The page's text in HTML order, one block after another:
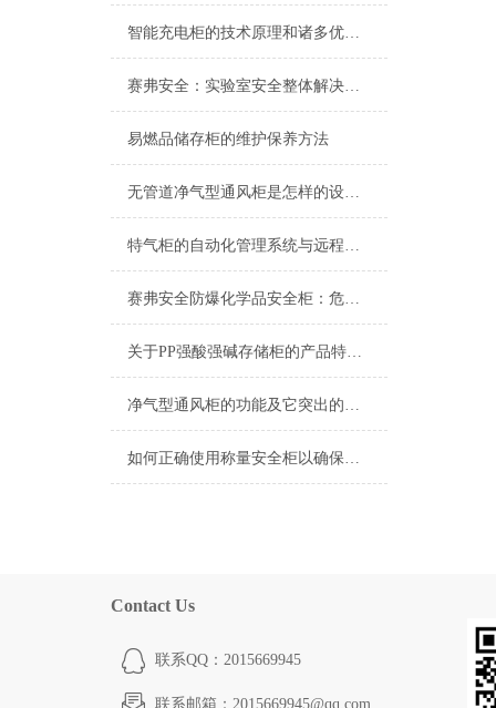
智能充电柜的技术原理和诸多优点介绍
赛弗安全：实验室安全整体解决方案的践行者
易燃品储存柜的维护保养方法
无管道净气型通风柜是怎样的设备又有哪些优势？
特气柜的自动化管理系统与远程监控功能介绍
赛弗安全防爆化学品安全柜：危化品存储的安全守护屏障
关于PP强酸强碱存储柜的产品特点和保养说明
净气型通风柜的功能及它突出的几点长处
如何正确使用称量安全柜以确保操作安全？
Contact Us
联系QQ：2015669945
联系邮箱：2015669945@qq.com